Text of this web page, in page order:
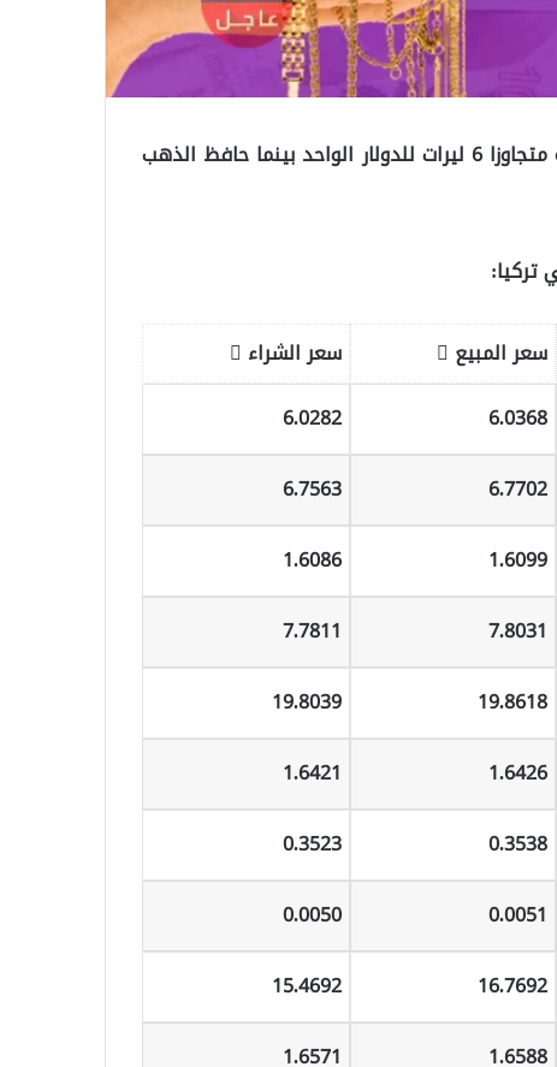
تركيا .. حافظ الدولار على ارتفاعه مقابل الليرة التركية متجاوزا 6 ليرات للدولار الواحد بينما حافظ الذهب
تركيا:
سعر المبيع
سعر الشراء
6.0368
6.0282
6.7702
6.7563
1.6099
1.6086
7.8031
7.7811
19.8618
19.8039
1.6426
1.6421
0.3538
0.3523
0.0051
0.0050
16.7692
15.4692
1.6588
1.6571